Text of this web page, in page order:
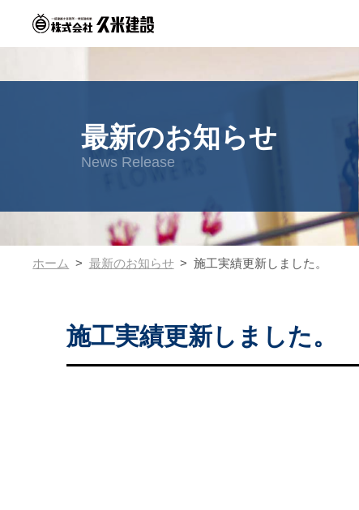
最新のお知らせ
News Release
ホーム 最新のお知らせ 施工実績更新しました。
施工実績更新しました。